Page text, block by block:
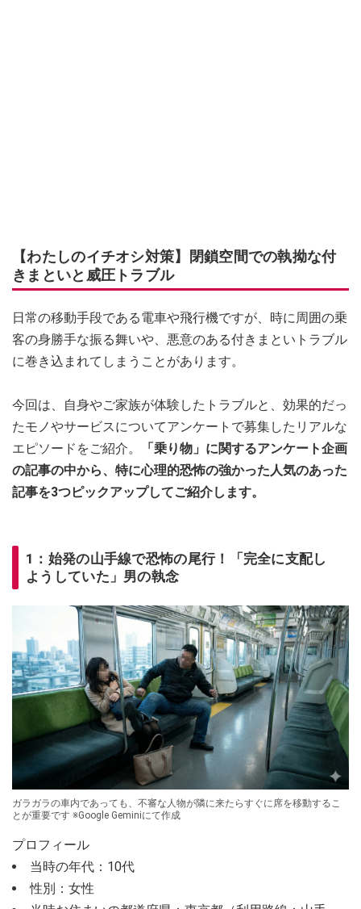
【わたしのイチオシ対策】閉鎖空間での執拗な付
きまといと威圧トラブル
日常の移動手段である電車や飛行機ですが、時に周囲の乗
客の身勝手な振る舞いや、悪意のある付きまといトラブル
に巻き込まれてしまうことがあります。
今回は、自身やご家族が体験したトラブルと、効果的だっ
たモノやサービスについてアンケートで募集したリアルな
エピソードをご紹介。
「乗り物」に関するアンケート企画
の記事の中から、特に心理的恐怖の強かった人気のあった
記事を3つピックアップしてご紹介します。
1：始発の山手線で恐怖の尾行！「完全に支配し
ようしていた」男の執念
ガラガラの車内であっても、不審な人物が隣に来たらすぐに席を移動するこ
とが重要です ※Google Geminiにて作成
プロフィール
当時の年代：10代
性別：女性